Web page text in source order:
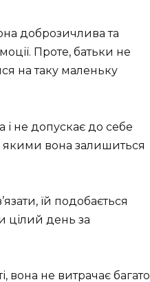
доброзичлива та
Проте, батьки не
на таку маленьку
і не допускає до себе
якими вона залишиться
їй подобається
цілий день за
вона не витрачає багато